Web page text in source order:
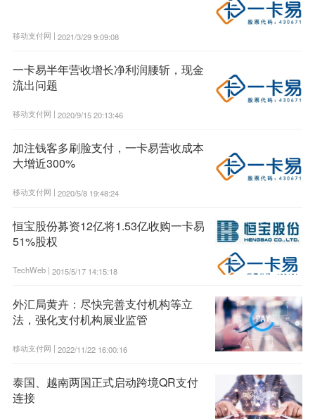
移动支付网 | 2021/3/29 9:09:08
一卡易半年营收增长净利润腰斩，现金
流出问题
移动支付网 | 2020/9/15 20:13:46
加注钱客多刷脸支付，一卡易营收成本
大增近300%
移动支付网 | 2020/5/8 19:48:24
恒宝股份募资12亿将1.53亿收购一卡易
51%股权
TechWeb | 2015/5/17 14:15:18
外汇局黄卉：尽快完善支付机构等立
法，强化支付机构展业监管
移动支付网 | 2022/11/22 16:00:16
泰国、越南两国正式启动跨境QR支付
连接